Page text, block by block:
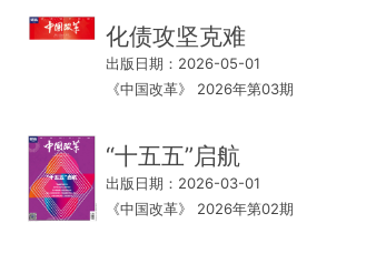
化债攻坚克难
出版日期：2026-05-01
《中国改革》 2026年第03期
“十五五”启航
出版日期：2026-03-01
《中国改革》 2026年第02期